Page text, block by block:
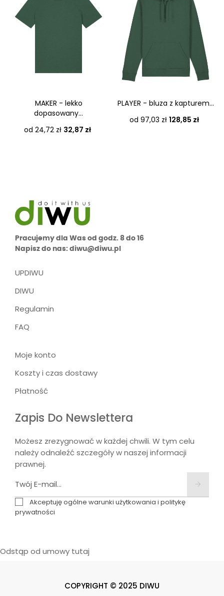
MAKER - lekko
dopasowany...
od 24,72 zł Cena
32,87 zł
PLAYER - bluza z kapturem...
od 97,03 zł Cena
128,85 zł
Pracujemy dla Was od godz. 8 do 16
Napisz do nas: diwu@diwu.pl
UPDIWU
DIWU
Regulamin
FAQ
Moje konto
Koszty i czas dostawy
Płatność
Zapis Do Newslettera
Możesz zrezygnować w każdej chwili. W tym celu
należy odnaleźć szczegóły w naszej informacji
prawnej.
Akceptuję ogólne warunki użytkowania i politykę
prywatności
Odstąp od umowy tutaj
COPYRIGHT © 2025 DIWU